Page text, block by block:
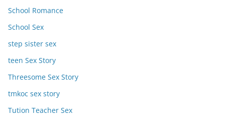
School Romance
School Sex
step sister sex
teen Sex Story
Threesome Sex Story
tmkoc sex story
Tution Teacher Sex